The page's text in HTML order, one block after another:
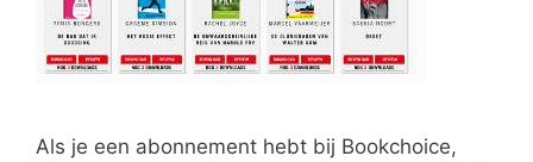
Als je een abonnement hebt bij Bookchoice,